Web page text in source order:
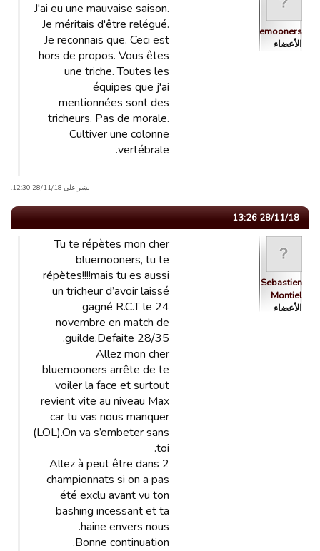
Bluemooners
الأعضاء
J'ai eu une mauvaise saison.
Je méritais d'être relégué.
Je reconnais que. Ceci est
hors de propos. Vous êtes
une triche. Toutes les
équipes que j'ai
mentionnées sont des
tricheurs. Pas de morale.
Cultiver une colonne
vertébrale.
نشر على 28/11/18 12:30.
28/11/18 13:26
Sebastien
Montiel
الأعضاء
Tu te répètes mon cher
bluemooners, tu te
répètes!!!!mais tu es aussi
un tricheur d’avoir laissé
gagné R.C.T le 24
novembre en match de
guilde.Defaite 28/35.
Allez mon cher
bluemooners arrête de te
voiler la face et surtout
revient vite au niveau Max
car tu vas nous manquer
(LOL).On va s’embeter sans
toi.
Allez à peut être dans 2
championnats si on a pas
été exclu avant vu ton
bashing incessant et ta
haine envers nous.
Bonne continuation.